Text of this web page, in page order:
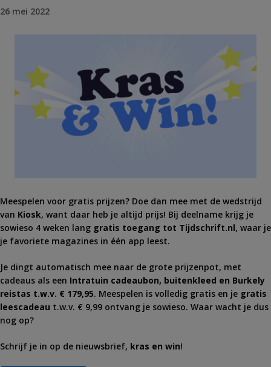
26 mei 2022
Meespelen voor gratis prijzen? Doe dan mee met de wedstrijd
van Kiosk, want daar heb je altijd prijs! Bij deelname krijg je
sowieso 4 weken lang gratis toegang tot Tijdschrift.nl, waar je
je favoriete magazines in één app leest.
Je dingt automatisch mee naar de grote prijzenpot, met
cadeaus als een Intratuin cadeaubon, buitenkleed en Burkely
reistas t.w.v. € 179,95. Meespelen is volledig gratis en je gratis
leescadeau t.w.v. € 9,99 ontvang je sowieso. Waar wacht je dus
nog op?
Schrijf je in op de nieuwsbrief, kras en win!